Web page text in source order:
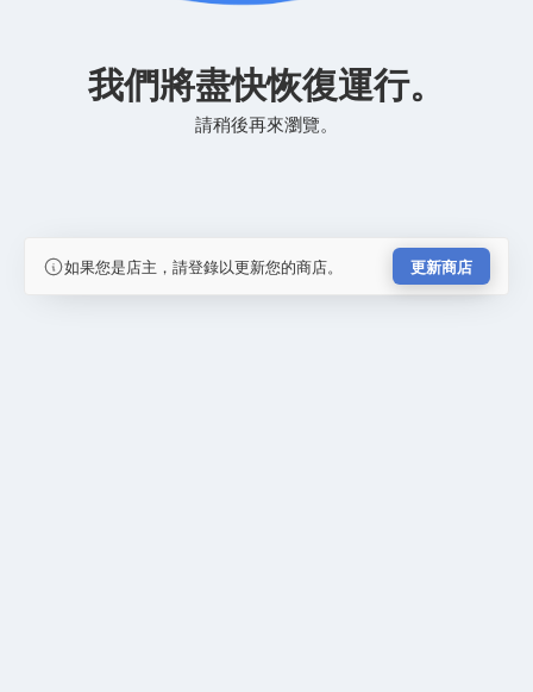
我們將盡快恢復運行。
請稍後再來瀏覽。
如果您是店主，請登錄以更新您的商店。 更新商店